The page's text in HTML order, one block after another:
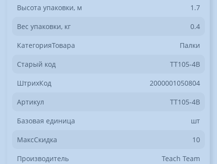
Высота упаковки, м 1.7
Вес упаковки, кг 0.4
КатегорияТовара Палки
Старый код ТТ105-4В
ШтрихКод 2000001050804
Артикул ТТ105-4В
Базовая единица шт
МаксСкидка 10
Производитель Teach Team